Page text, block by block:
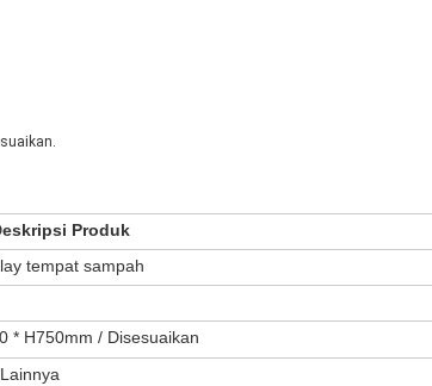
Produk
tempat sampah
* H750mm / Disesuaikan